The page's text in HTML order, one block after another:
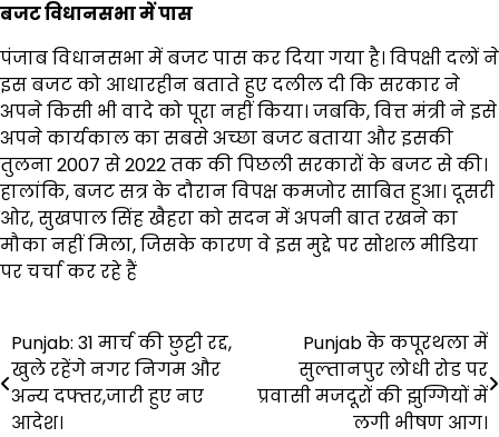
बजट विधानसभा में पास
पंजाब विधानसभा में बजट पास कर दिया गया है। विपक्षी दलों ने
इस बजट को आधारहीन बताते हुए दलील दी कि सरकार ने
अपने किसी भी वादे को पूरा नहीं किया। जबकि, वित्त मंत्री ने इसे
अपने कार्यकाल का सबसे अच्छा बजट बताया और इसकी
तुलना 2007 से 2022 तक की पिछली सरकारों के बजट से की।
हालांकि, बजट सत्र के दौरान विपक्ष कमजोर साबित हुआ। दूसरी
ओर, सुखपाल सिंह खैहरा को सदन में अपनी बात रखने का
मौका नहीं मिला, जिसके कारण वे इस मुद्दे पर सोशल मीडिया
पर चर्चा कर रहे हैं
Post
navigation
Punjab: 31 मार्च की छुट्टी रद्द,
खुले रहेंगे नगर निगम और
अन्य दफ्तर,जारी हुए नए
आदेश।
Punjab के कपूरथला में
सुल्तानपुर लोधी रोड पर
प्रवासी मजदूरों की झुग्गियों में
लगी भीषण आग।